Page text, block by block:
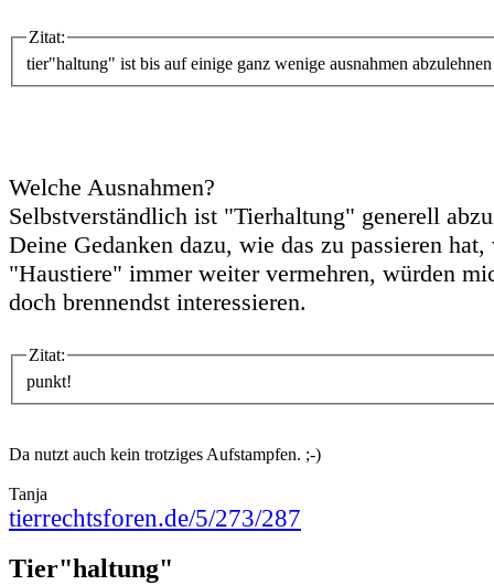
Zitat:
tier"haltung" ist bis auf einige ganz wenige ausnahmen
Welche Ausnahmen?
Selbstverständlich ist "Tierhaltung" generell
Deine Gedanken dazu, wie das zu passieren
"Haustiere" immer weiter vermehren, würden
doch brennendst interessieren.
Zitat:
punkt!
Da nutzt auch kein trotziges Aufstampfen. ;-)
Tanja
tierrechtsforen.de/5/273/287
Tier"haltung"